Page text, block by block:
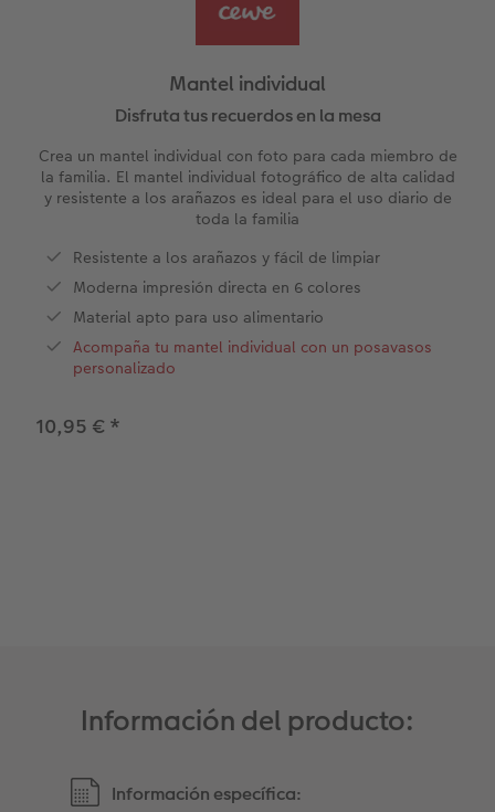
Álbum de fotos cuadrado
Álbum de fotos pequeño
Álbum de fotos con tapas de cuero y lino
Álbum de fotos tapa blanda
Temáticas para álbum de fotos
Fotos retro
Set de fotos
Caja con fotos
Imprimir fotos cerca de mí
Foto en metacrilato
Foto en acriluminio
Cuadro con marco
Collage personalizado
Soportes para póster
Pòster mapa de ciudad
Cuadro Cristales Swarovski®
Juegos personalizados
Imanes personalizados
Textiles con fotos
Oficina & colegio
Cajas personalizadas
Faber Castell
Foto pegatinas
Postales personalizadas
Mantel individual
Disfruta tus recuerdos en la mesa
Crea un mantel individual con foto para cada miembro de
la familia. El mantel individual fotográfico de alta calidad
y resistente a los arañazos es ideal para el uso diario de
toda la familia
Resistente a los arañazos y fácil de limpiar
Moderna impresión directa en 6 colores
Material apto para uso alimentario
Acompaña tu mantel individual con un posavasos
personalizado
10,95 € *
Información del producto:
Información específica: